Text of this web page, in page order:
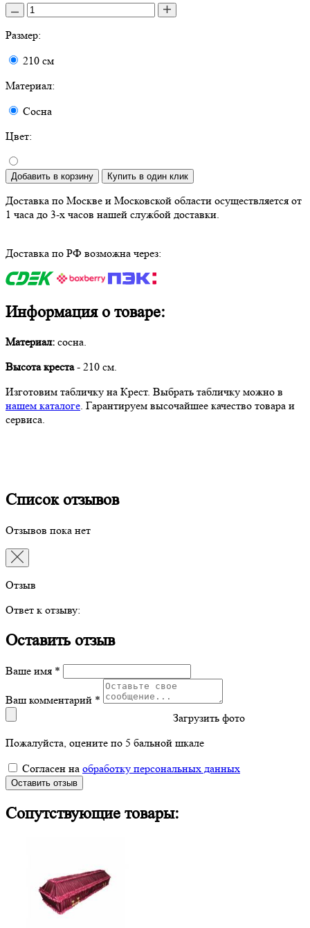
Размер:
210 см
Материал:
Сосна
Цвет:
Добавить в корзину Купить в один клик
Доставка по Москве и Московской области осуществляется от
1 часа до 3-х часов нашей службой доставки.
Доставка по РФ возможна через:
Информация о товаре:
Материал: сосна.
Высота креста- 210 см.
Изготовим табличку на Крест. Выбрать табличку можно в
нашем каталоге. Гарантируем высочайшее качество товара и
сервиса.
Список отзывов
Отзывов пока нет
Отзыв
Ответ к отзыву:
Оставить отзыв
Ваше имя *
Ваш комментарий *
Загрузить фото
Пожалуйста, оцените по 5 бальной шкале
Согласен на обработку персональных данных
Оставить отзыв
Сопутствующие товары: